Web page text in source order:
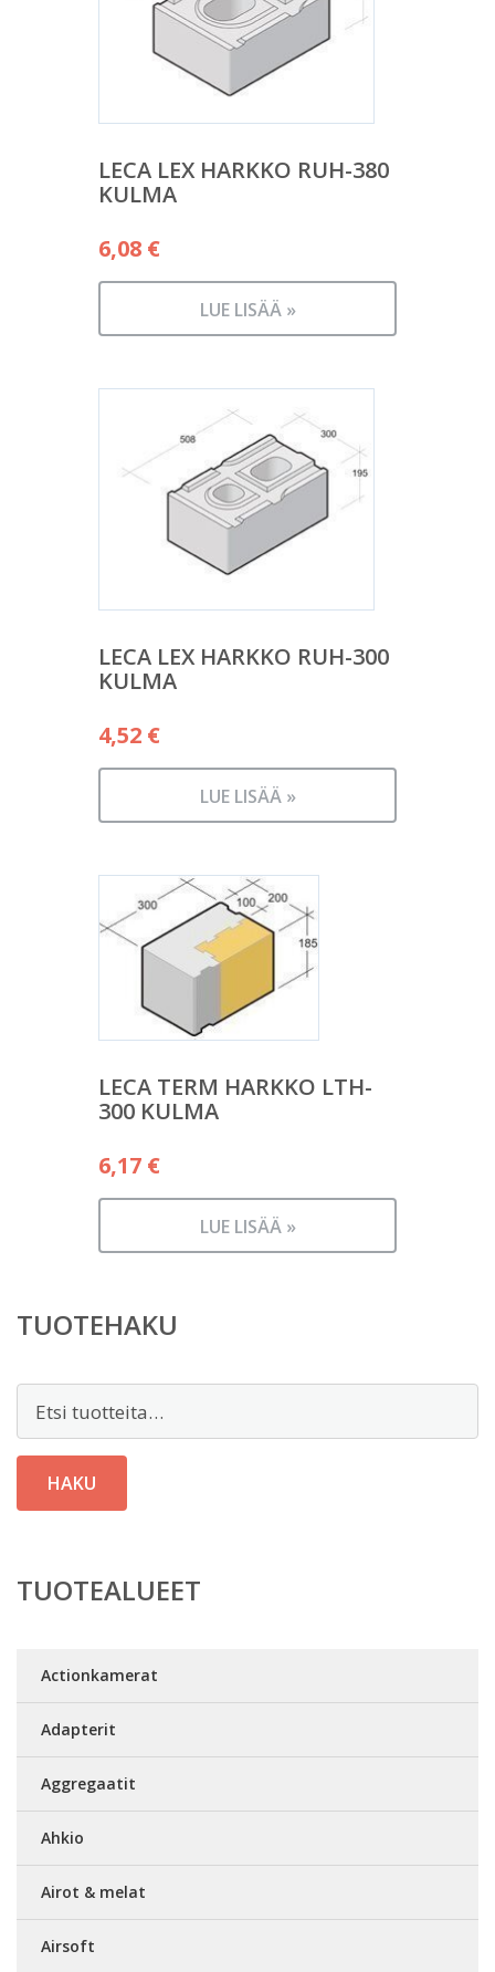
LECA LEX HARKKO RUH-380
KULMA
6,08 €
LUE LISÄÄ »
LECA LEX HARKKO RUH-300
KULMA
4,52 €
LUE LISÄÄ »
LECA TERM HARKKO LTH-
300 KULMA
6,17 €
LUE LISÄÄ »
TUOTEHAKU
HAKU
TUOTEALUEET
Actionkamerat
Adapterit
Aggregaatit
Ahkio
Airot & melat
Airsoft